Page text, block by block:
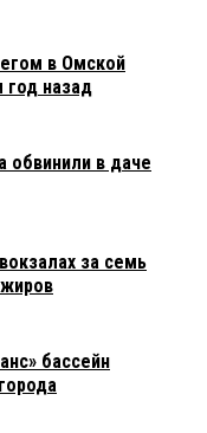
в Омской
год назад
обвинили в даче
за семь
бассейн